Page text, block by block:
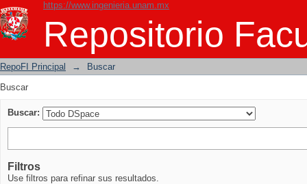
https://www.ingenieria.unam.mx
Repositorio
Buscar
RepoFI Principal →
Buscar
Buscar
Buscar:
Filtros
Use filtros para refinar sus resultados.